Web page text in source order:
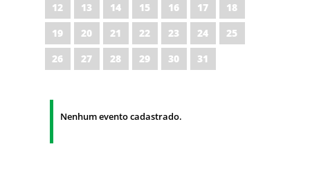
12
13 14 15 16 17
18
19
20 21 22 23 24
25
26
27 28 29 30 31
Nenhum evento cadastrado.